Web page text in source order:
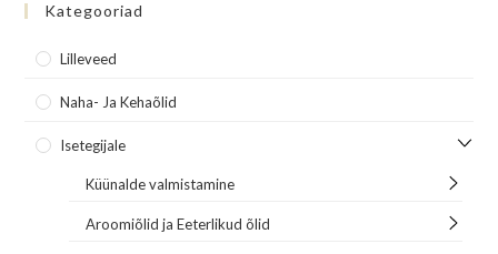
Kategooriad
Lilleveed
Naha- Ja Kehaõlid
Isetegijale
Küünalde valmistamine
Aroomiõlid ja Eeterlikud õlid